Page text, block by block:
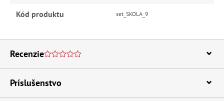
Kód produktu set_SKOLA_9
Recenzie
Príslušenstvo